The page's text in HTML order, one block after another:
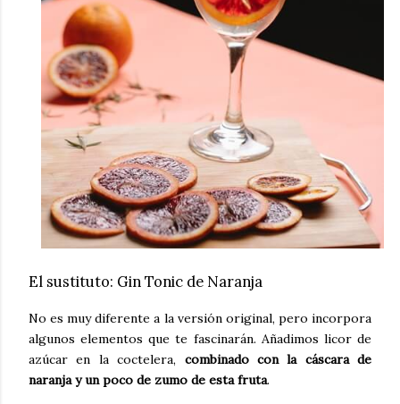
El sustituto: Gin Tonic de Naranja
No es muy diferente a la versión original, pero incorpora
algunos elementos que te fascinarán. Añadimos licor de
azúcar en la coctelera, combinado con la cáscara de
naranja y un poco de zumo de esta fruta.